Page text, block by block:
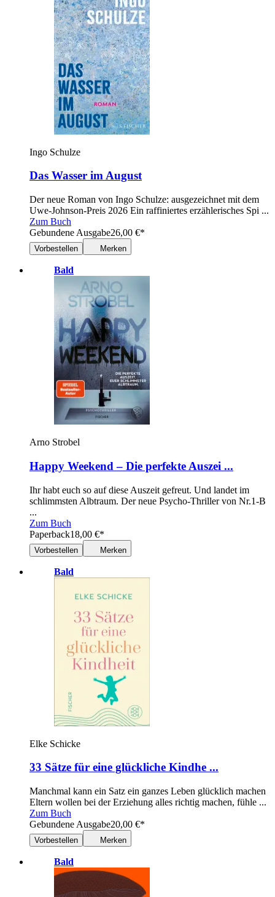
Ingo Schulze
Das Wasser im August
Der neue Roman von Ingo Schulze: ausgezeichnet mit dem
Uwe-Johnson-Preis 2026 Ein raffiniertes erzählerisches Spi ...
Zum Buch
Gebundene Ausgabe26,00 €*
Vorbestellen Merken
Bald
Arno Strobel
Happy Weekend – Die perfekte Auszei ...
Ihr habt euch so auf diese Auszeit gefreut. Und landet im
schlimmsten Albtraum. Der neue Psycho-Thriller von Nr.1-B
...
Zum Buch
Paperback18,00 €*
Vorbestellen Merken
Bald
Elke Schicke
33 Sätze für eine glückliche Kindhe ...
Manchmal kann ein Satz ein ganzes Leben glücklich machen
Eltern wollen bei der Erziehung alles richtig machen, fühle ...
Zum Buch
Gebundene Ausgabe20,00 €*
Vorbestellen Merken
Bald